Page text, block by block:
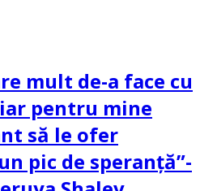
mult de-a face cu
pentru mine
să le ofer
pic de speranță”-